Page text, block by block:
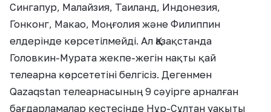
Сингапур, Малайзия, Таиланд, Индонезия,
Гонконг, Макао, Моңғолия және Филиппин
елдерінде көрсетілмейді. Ал Қазақстанда
Головкин-Мурата жекпе-жегін нақты қай
телеарна көрсететіні белгісіз. Дегенмен
Qazaqstan телеарнасының 9 сәуірге арналған
бағдарламалар кестесінде Нұр-Сұлтан уақыты